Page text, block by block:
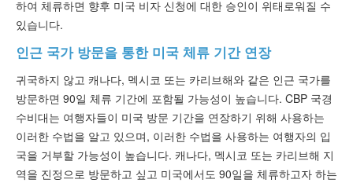
하여 체류하면 향후 미국 비자 신청에 대한 승인이 위태로워질 수
있습니다.
인근 국가 방문을 통한 미국 체류 기간 연장
귀국하지 않고 캐나다, 멕시코 또는 카리브해와 같은 인근 국가를
방문하면 90일 체류 기간에 포함될 가능성이 높습니다. CBP 국경
수비대는 여행자들이 미국 방문 기간을 연장하기 위해 사용하는
이러한 수법을 알고 있으며, 이러한 수법을 사용하는 여행자의 입
국을 거부할 가능성이 높습니다. 캐나다, 멕시코 또는 카리브해 지
역을 진정으로 방문하고 싶고 미국에서도 90일을 체류하고자 하는